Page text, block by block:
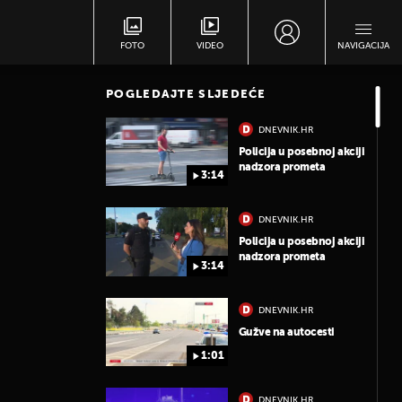
FOTO VIDEO NAVIGACIJA
POGLEDAJTE SLJEDEĆE
3:14
DNEVNIK.HR
Policija u posebnoj akciji
nadzora prometa
3:14
DNEVNIK.HR
Policija u posebnoj akciji
nadzora prometa
1:01
DNEVNIK.HR
Gužve na autocesti